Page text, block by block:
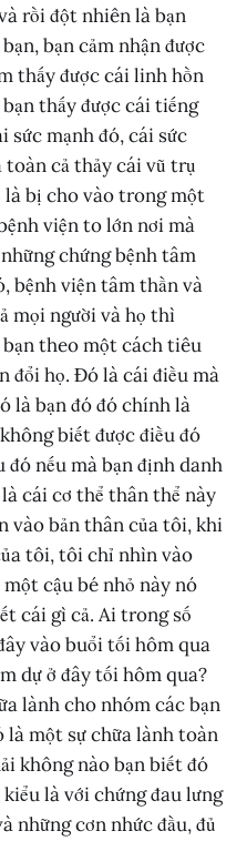
rồi đột nhiên là bạn
bạn cảm nhận được
thấy được cái linh hồn
thấy được cái tiếng
sức mạnh đó, cái sức
toàn cả thảy cái vũ trụ
là bị cho vào trong một
viện to lớn nơi mà
chứng bệnh tâm
bệnh viện tâm thần và
mọi người và họ thì
theo một cách tiêu
đổi họ. Đó là cái điều mà
là bạn đó đó chính là
biết được điều đó
đó nếu mà bạn định danh
cái cơ thể thân thể này
vào bản thân của tôi, khi
tôi, tôi chỉ nhìn vào
cậu bé nhỏ này nó
cái gì cả. Ai trong số
vào buổi tối hôm qua
dự ở đây tối hôm qua?
lành cho nhóm các bạn
là một sự chữa lành toàn
không nào bạn biết đó
là với chứng đau lưng
những cơn nhức đầu, đủ